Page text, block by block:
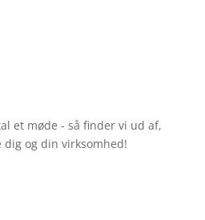
et møde - så finder vi ud af,
og din virksomhed!